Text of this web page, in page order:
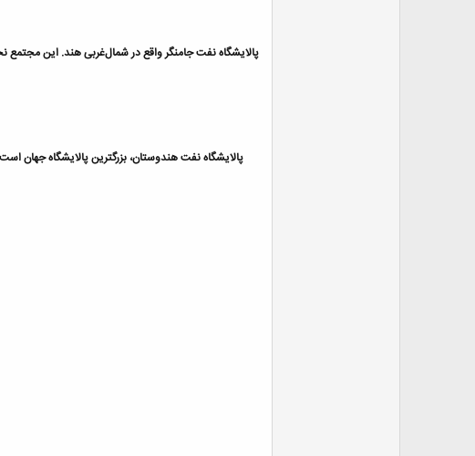
پالایشگاه نفت هندوستان، بزرگترین پالایشگاه جهان است. این مجتمع با بیش از ۳۱ کیلومتر مربع مساحت، با برخورداری از بندری برای بارگیری